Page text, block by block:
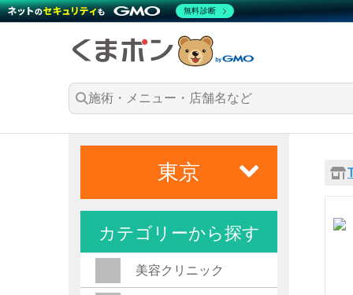
東京
カテゴリーから探す
美容クリニック
無料診断